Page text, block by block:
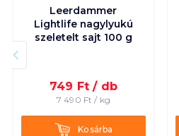
Leerdammer
Lightlife nagylyukú
szeletelt sajt 100 g
749 Ft / db
7 490 Ft / kg
KosárbaKosárba